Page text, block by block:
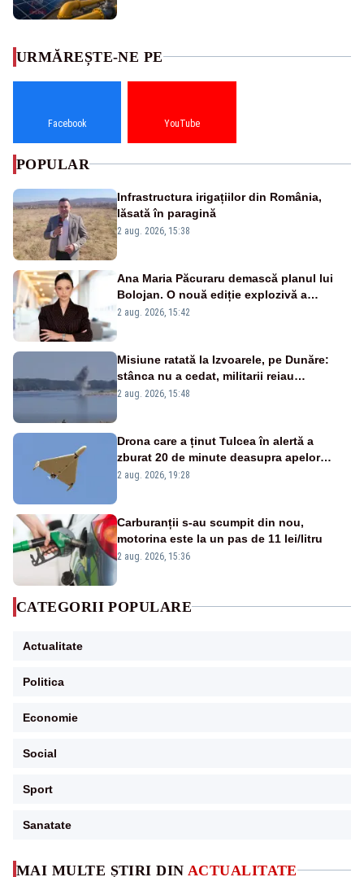
MAI MULTE ȘTIRI DIN ACTUALITATE
URMĂREȘTE-NE PE
Facebook YouTube
POPULAR
Infrastructura irigațiilor din România,
lăsată în paragină
2 aug. 2026, 15:38
Ana Maria Păcuraru demască planul lui
Bolojan. O nouă ediție explozivă a
emisiunii „Miza Zilei” la Realitatea PLUS
2 aug. 2026, 15:42
Misiune ratată la Izvoarele, pe Dunăre:
stânca nu a cedat, militarii reiau
detonările luni – VIDEO
2 aug. 2026, 15:48
Drona care a ținut Tulcea în alertă a
zburat 20 de minute deasupra apelor
României. Au fost ridicate două F-16
2 aug. 2026, 19:28
Carburanții s-au scumpit din nou,
motorina este la un pas de 11 lei/litru
2 aug. 2026, 15:36
CATEGORII POPULARE
Actualitate
Politica
Economie
Social
Sport
Sanatate